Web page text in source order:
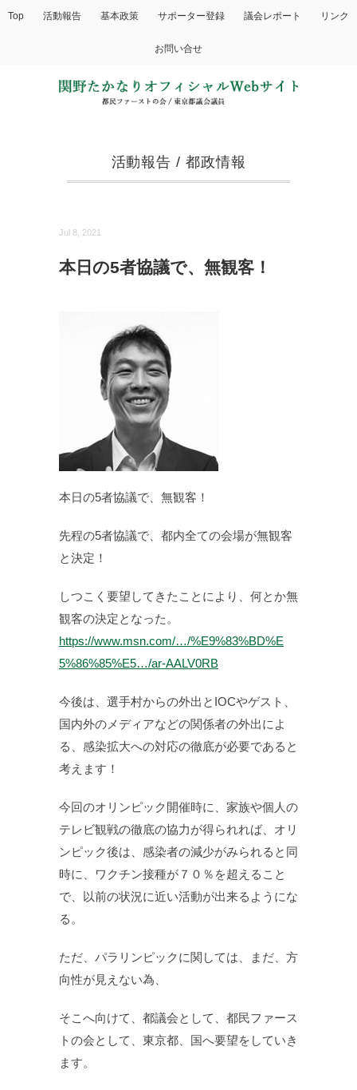
Top 活動報告 基本政策 サポーター登録 議会レポート リンク
お問い合せ
活動報告 / 都政情報
Jul 8, 2021
本日の5者協議で、無観客！
本日の5者協議で、無観客！
先程の5者協議で、都内全ての会場が無観客
と決定！
しつこく要望してきたことにより、何とか無
観客の決定となった。
https://www.msn.com/…/%E9%83%BD%E
5%86%85%E5…/ar-AALV0RB
今後は、選手村からの外出とIOCやゲスト、
国内外のメディアなどの関係者の外出によ
る、感染拡大への対応の徹底が必要であると
考えます！
今回のオリンピック開催時に、家族や個人の
テレビ観戦の徹底の協力が得られれば、オリ
ンピック後は、感染者の減少がみられると同
時に、ワクチン接種が７０％を超えること
で、以前の状況に近い活動が出来るようにな
る。
ただ、パラリンピックに関しては、まだ、方
向性が見えない為、
そこへ向けて、都議会として、都民ファース
トの会として、東京都、国へ要望をしていき
ます。